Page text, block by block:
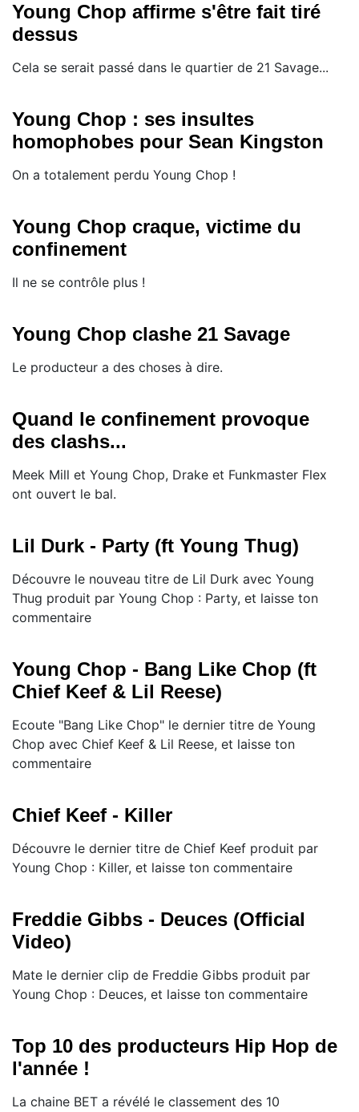
Young Chop affirme s'être fait tiré
dessus
Cela se serait passé dans le quartier de 21 Savage...
Young Chop : ses insultes
homophobes pour Sean Kingston
On a totalement perdu Young Chop !
Young Chop craque, victime du
confinement
Il ne se contrôle plus !
Young Chop clashe 21 Savage
Le producteur a des choses à dire.
Quand le confinement provoque
des clashs...
Meek Mill et Young Chop, Drake et Funkmaster Flex
ont ouvert le bal.
Lil Durk - Party (ft Young Thug)
Découvre le nouveau titre de Lil Durk avec Young
Thug produit par Young Chop : Party, et laisse ton
commentaire
Young Chop - Bang Like Chop (ft
Chief Keef & Lil Reese)
Ecoute "Bang Like Chop" le dernier titre de Young
Chop avec Chief Keef & Lil Reese, et laisse ton
commentaire
Chief Keef - Killer
Découvre le dernier titre de Chief Keef produit par
Young Chop : Killer, et laisse ton commentaire
Freddie Gibbs - Deuces (Official
Video)
Mate le dernier clip de Freddie Gibbs produit par
Young Chop : Deuces, et laisse ton commentaire
Top 10 des producteurs Hip Hop de
l'année !
La chaine BET a révélé le classement des 10